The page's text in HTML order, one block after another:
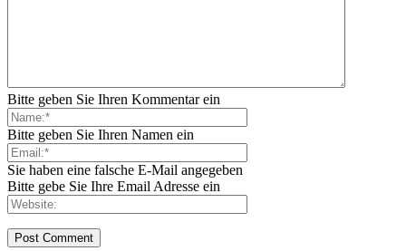
Bitte geben Sie Ihren Kommentar ein
Bitte geben Sie Ihren Namen ein
Sie haben eine falsche E-Mail angegeben
Bitte gebe Sie Ihre Email Adresse ein